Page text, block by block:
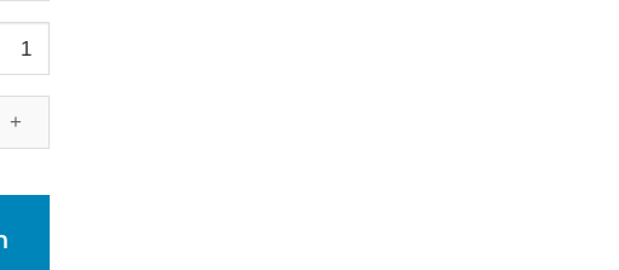
סט
טיסה
בונוס